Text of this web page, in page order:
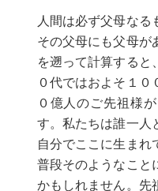
人間は必ず父母なる
その父母にも父母が
を遡って計算すると
０代ではおよそ１０
０億人のご先祖様
す。私たちは誰一人
自分でここに生まれ
普段そのようなこと
かもしれません。先